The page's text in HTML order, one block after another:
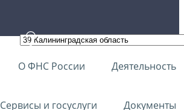
О ФНС России Деятельность
Сервисы и госуслуги Документы